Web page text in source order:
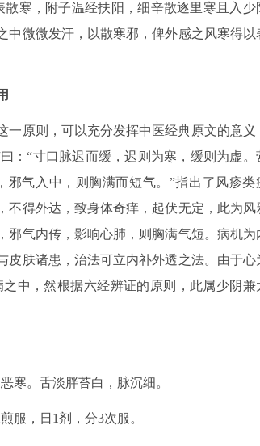
寒，附子温经扶阳，细辛散逐里寒且入少
中微微发汗，以散寒邪，俾外感之风寒得以
原则，可以充分发挥中医经典原文的意义
：“寸口脉迟而缓，迟则为寒，缓则为虚。
气入中，则胸满而短气。”指出了风疹类
不得外达，致身体奇痒，起伏无定，此为风
邪气内传，影响心肺，则胸满气短。病机为
皮肤诸患，治法可立内补外透之法。由于心
中，然根据六经辨证的原则，此属少阴兼
寒。舌淡胖苔白，脉沉细。
服，日1剂，分3次服。